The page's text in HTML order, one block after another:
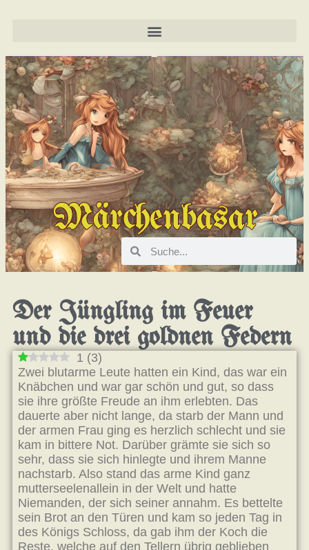
Märchenbasar
Der Jüngling im Feuer
und die drei goldnen Federn
1 (3)
Zwei blutarme Leute hatten ein Kind, das war ein
Knäbchen und war gar schön und gut, so dass
sie ihre größte Freude an ihm erlebten. Das
dauerte aber nicht lange, da starb der Mann und
der armen Frau ging es herzlich schlecht und sie
kam in bittere Not. Darüber grämte sie sich so
sehr, dass sie sich hinlegte und ihrem Manne
nachstarb. Also stand das arme Kind ganz
mutterseelenallein in der Welt und hatte
Niemanden, der sich seiner annahm. Es bettelte
sein Brot an den Türen und kam so jeden Tag in
des Königs Schloss, da gab ihm der Koch die
Reste, welche auf den Tellern übrig geblieben